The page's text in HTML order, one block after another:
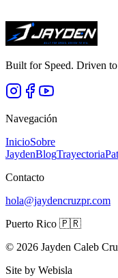
leilanisbet.com →
Built for Speed. Driven
Navegación
InicioSobre
JaydenBlogTrayectoria
Contacto
hola@jaydencruzpr.com
Puerto Rico 🇵🇷
© 2026 Jayden Caleb
Site by Webisla